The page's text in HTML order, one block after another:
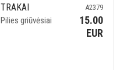
TRAKAI
Pilies griūvėsiai
A2379
15.00
EUR